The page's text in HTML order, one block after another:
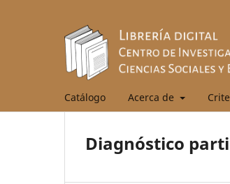
Catálogo Acerca de
Diagnóstico